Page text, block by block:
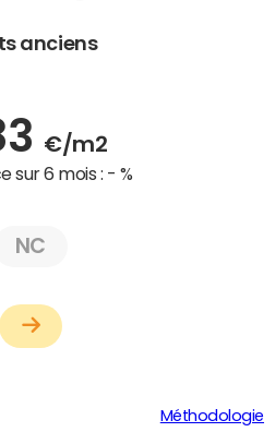
anciens
€/m2
sur 6 mois : - %
NC
Méthodologie